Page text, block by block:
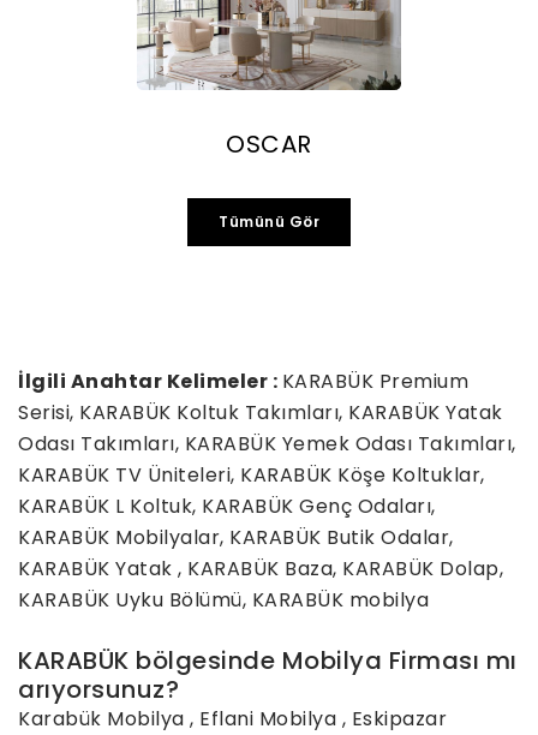
OSCAR
Tümünü Gör
İlgili Anahtar Kelimeler : KARABÜK Premium
Serisi, KARABÜK Koltuk Takımları, KARABÜK Yatak
Odası Takımları, KARABÜK Yemek Odası Takımları,
KARABÜK TV Üniteleri, KARABÜK Köşe Koltuklar,
KARABÜK L Koltuk, KARABÜK Genç Odaları,
KARABÜK Mobilyalar, KARABÜK Butik Odalar,
KARABÜK Yatak , KARABÜK Baza, KARABÜK Dolap,
KARABÜK Uyku Bölümü, KARABÜK mobilya
KARABÜK bölgesinde Mobilya Firması mı
arıyorsunuz?
Karabük Mobilya , Eflani Mobilya , Eskipazar